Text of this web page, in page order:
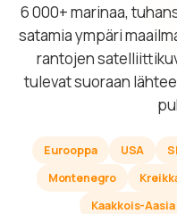
6 000+ marinaa,
satamia ympäri
rantojen
tulevat suoraan
Eurooppa USA
Montenegro
Kaakkois-Aasia